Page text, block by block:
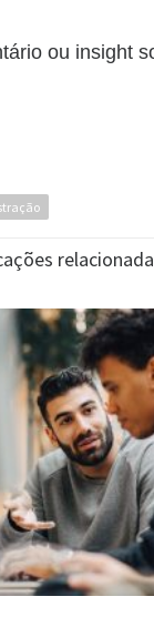
ou insight